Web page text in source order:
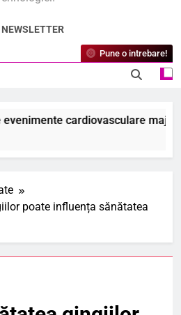
NEWSLETTER
Pune o intrebare!
cardiovasculare majore
poate influența sănătatea